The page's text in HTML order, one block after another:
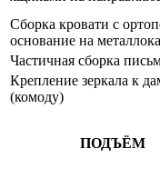
Сборка кровати с
основание на
Частичная сборка
Крепление зеркала к
(комоду)
ПОДЪЁМ